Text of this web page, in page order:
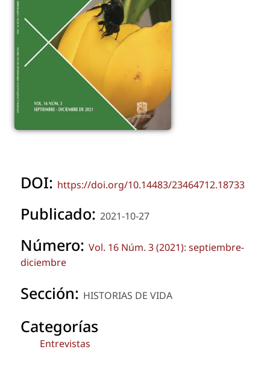
DOI: https://doi.org/10.14483/23464712.18733
Publicado: 2021-10-27
Número: Vol. 16 Núm. 3 (2021): septiembre-
diciembre
Sección: HISTORIAS DE VIDA
Categorías
Entrevistas